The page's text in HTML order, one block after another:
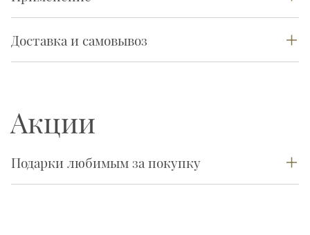
Доставка и самовывоз
Акции
Подарки любимым за покупку